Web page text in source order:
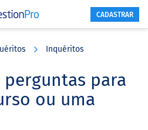
CADASTRAR
Inquéritos
perguntas para
ou uma